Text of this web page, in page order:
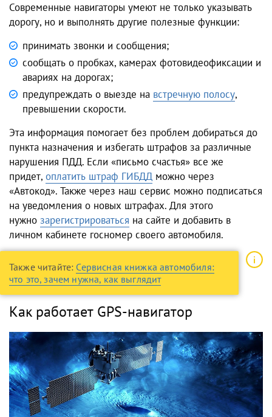
Современные навигаторы умеют не только указывать
дорогу, но и выполнять другие полезные функции:
принимать звонки и сообщения;
сообщать о пробках, камерах фотовидеофиксации и
авариях на дорогах;
предупреждать о выезде на встречную полосу,
превышении скорости.
Эта информация помогает без проблем добираться до
пункта назначения и избегать штрафов за различные
нарушения ПДД. Если «письмо счастья» все же
придет, оплатить штраф ГИБДД можно через
«Автокод». Также через наш сервис можно подписаться
на уведомления о новых штрафах. Для этого
нужно зарегистрироваться на сайте и добавить в
личном кабинете госномер своего автомобиля.
Также читайте: Сервисная книжка автомобиля:
что это, зачем нужна, как выглядит
Как работает GPS-навигатор